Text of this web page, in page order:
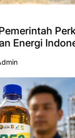
Energi